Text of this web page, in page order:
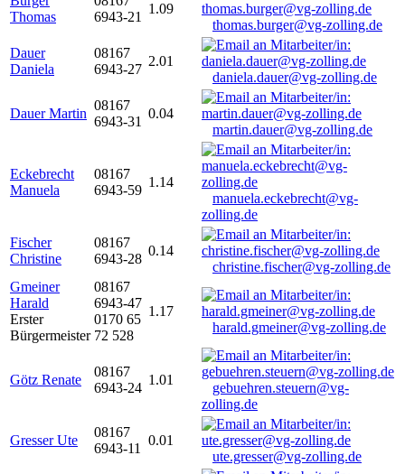
Thomas
6943-21
1.09
thomas.burger@vg-zolling.de
Dauer
Daniela
08167
6943-27
2.01
daniela.dauer@vg-zolling.de
Dauer Martin
08167
6943-31
0.04
martin.dauer@vg-zolling.de
Eckebrecht
Manuela
08167
6943-59
1.14
manuela.eckebrecht@vg-
zolling.de
Fischer
Christine
08167
6943-28
0.14
christine.fischer@vg-zolling.de
Gmeiner
Harald
Erster
Bürgermeister
08167
6943-47
0170 65
72 528
1.17
harald.gmeiner@vg-zolling.de
Götz Renate
08167
6943-24
1.01
gebuehren.steuern@vg-
zolling.de
Gresser Ute
08167
6943-11
0.01
ute.gresser@vg-zolling.de